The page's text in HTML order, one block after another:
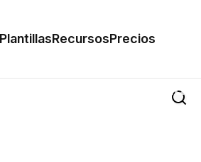
PlantillasRecursosPrecios